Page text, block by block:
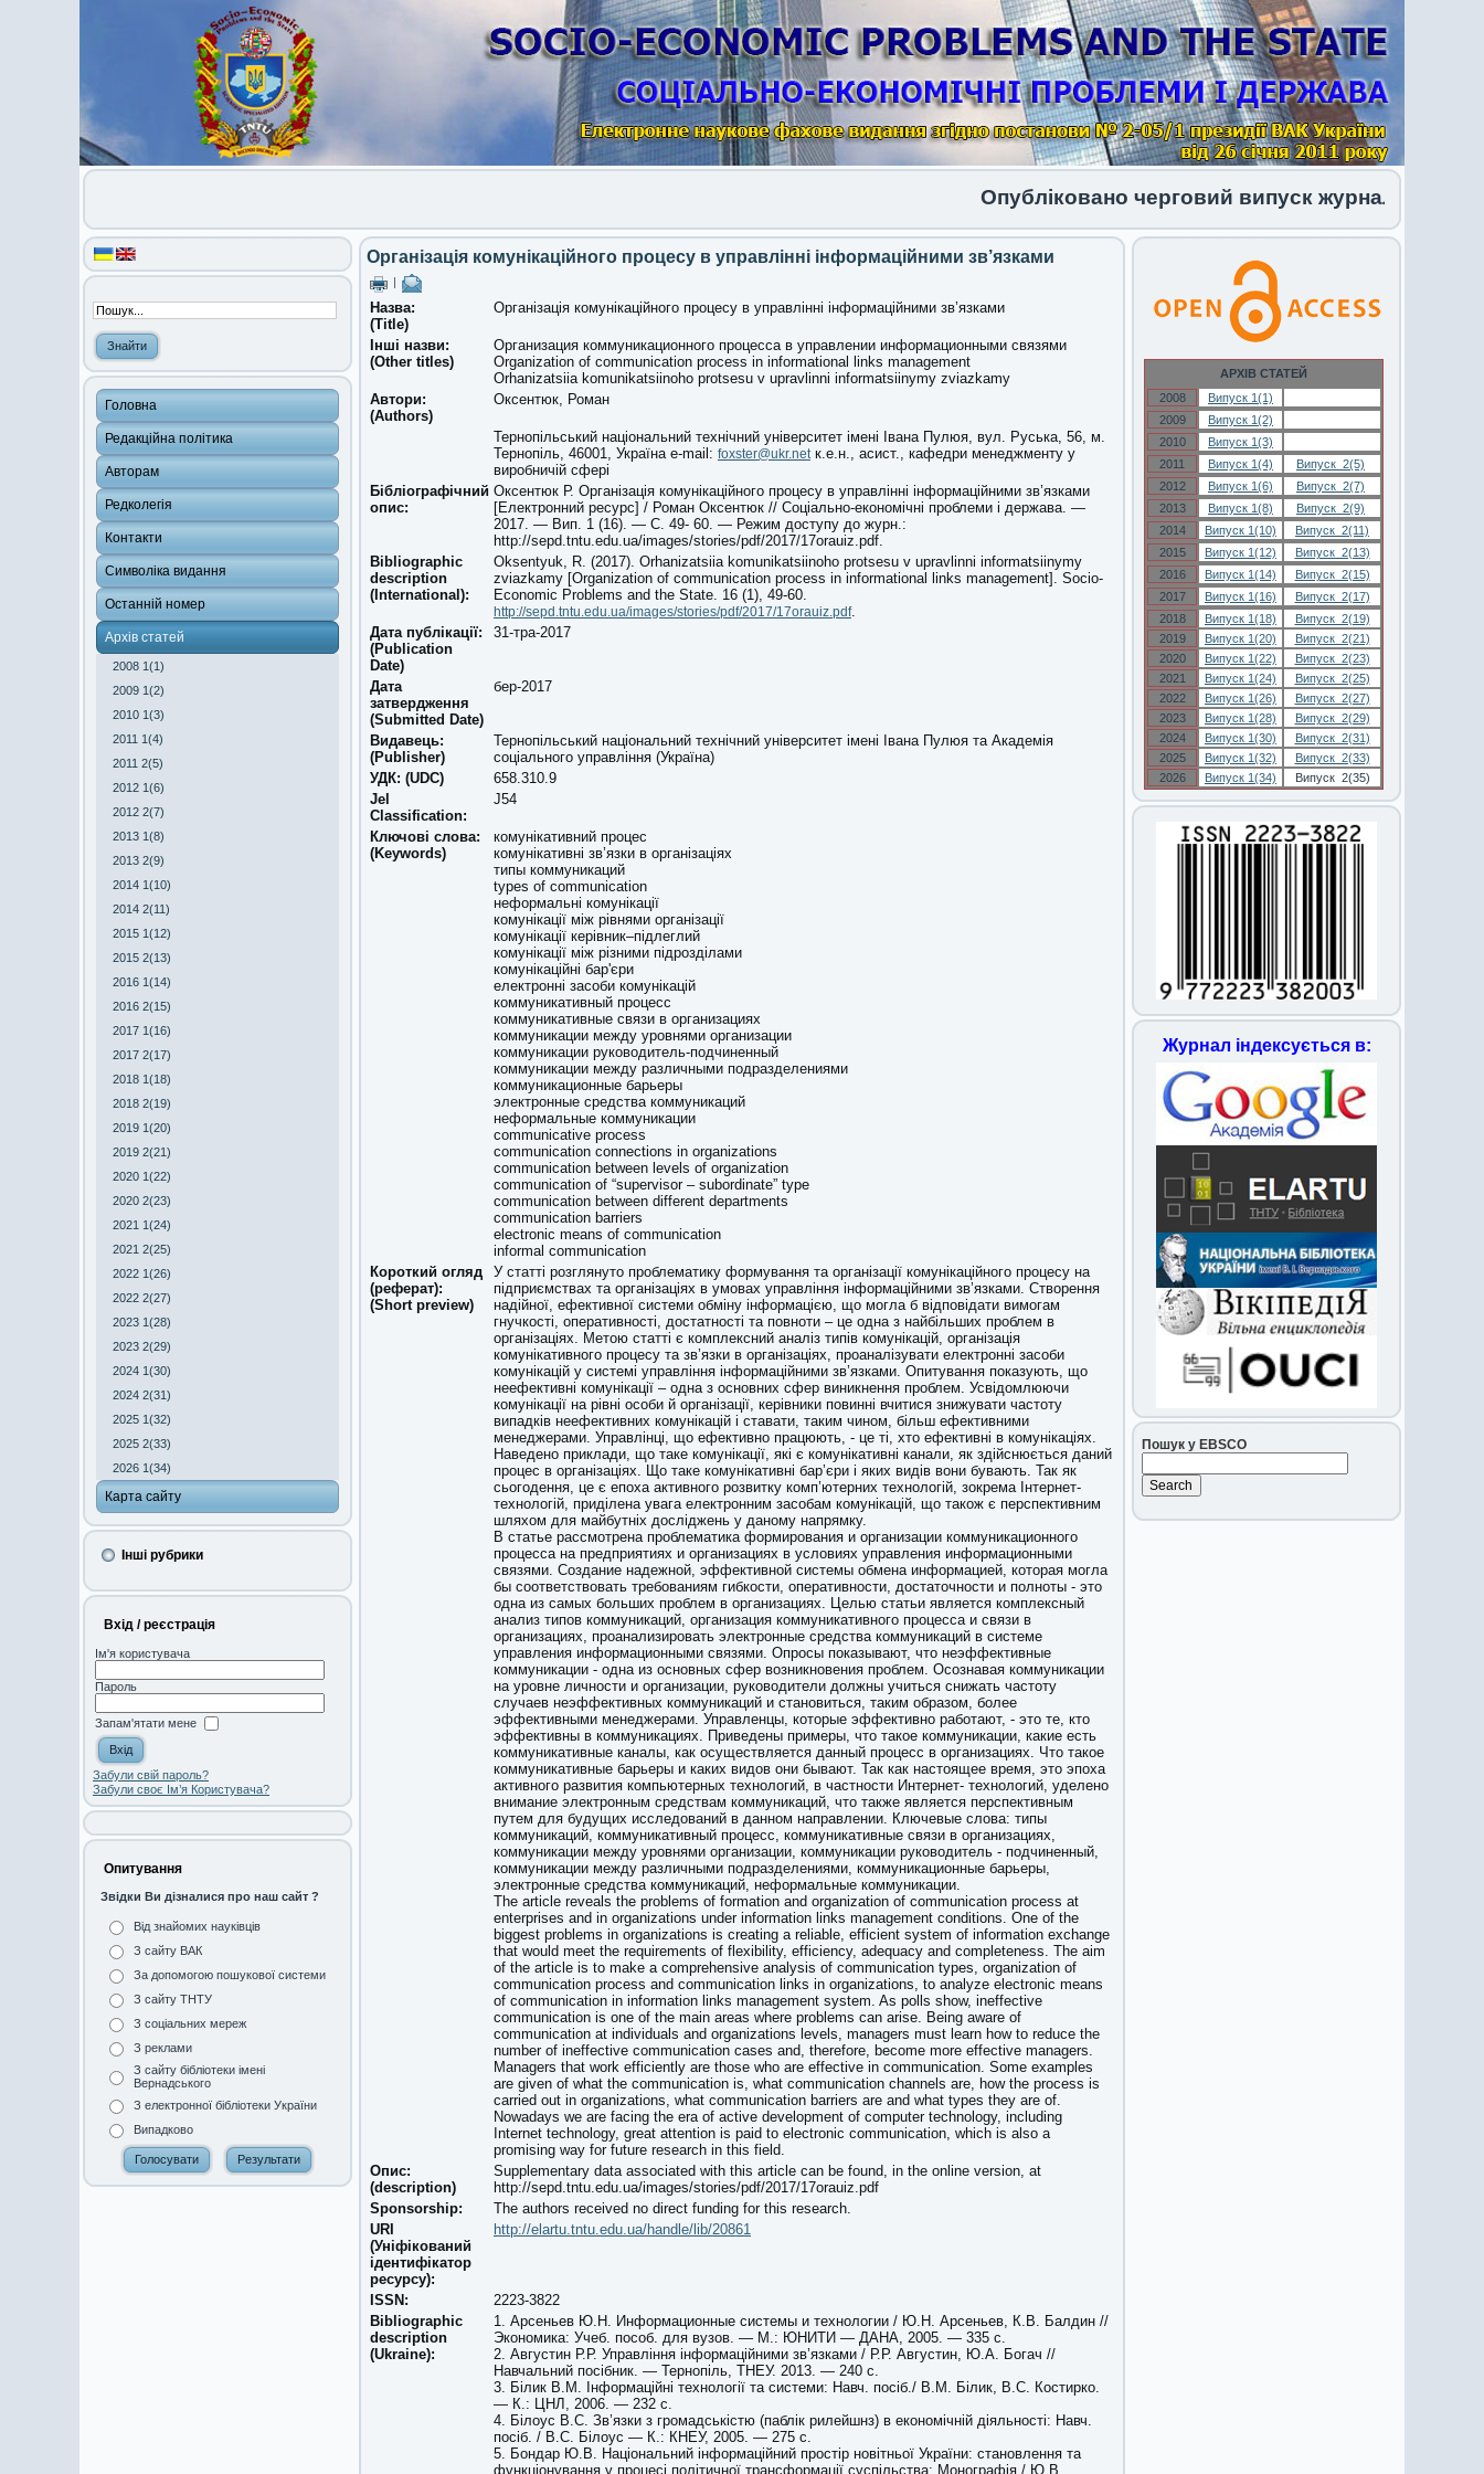
Опубліковано черговий випуск журналу 1 (34) 2026
Головна
Редакційна політика
Авторам
Редколегія
Контакти
Символіка видання
Останній номер
Архів статей
2008 1(1)
2009 1(2)
2010 1(3)
2011 1(4)
2011 2(5)
2012 1(6)
2012 2(7)
2013 1(8)
2013 2(9)
2014 1(10)
2014 2(11)
2015 1(12)
2015 2(13)
2016 1(14)
2016 2(15)
2017 1(16)
2017 2(17)
2018 1(18)
2018 2(19)
2019 1(20)
2019 2(21)
2020 1(22)
2020 2(23)
2021 1(24)
2021 2(25)
2022 1(26)
2022 2(27)
2023 1(28)
2023 2(29)
2024 1(30)
2024 2(31)
2025 1(32)
2025 2(33)
2026 1(34)
Карта сайту
Інші рубрики
Вхід / реєстрація
Ім'я користувача
Пароль
Запам'ятати мене
Забули свій пароль?
Забули своє Ім’я Користувача?
Опитування
Звідки Ви дізналися про наш сайт ?
Від знайомих науківців
З сайту ВАК
За допомогою пошукової системи
З сайту ТНТУ
З соціальних мереж
З реклами
З сайту бібліотеки імені
Вернадського
З електронної бібліотеки України
Випадково
Організація комунікаційного процесу в управлінні інформаційними зв’язками
Назва:
(Title)
Організація комунікаційного процесу в управлінні інформаційними зв’язками
Інші назви:
(Other titles)
Организация коммуникационного процесса в управлении информационными связями
Organization of communication process in informational links management
Orhanizatsiia komunikatsiinoho protsesu v upravlinni informatsiinymy zviazkamy
Автори:
(Authors)
Оксентюк, Роман
Тернопільський національний технічний університет імені Івана Пулюя, вул. Руська, 56, м.
Тернопіль, 46001, Україна e-mail: foxster@ukr.netк.е.н., асист., кафедри менеджменту у
виробничій сфері
Бібліографічний
опис:
Оксентюк Р. Організація комунікаційного процесу в управлінні інформаційними зв’язками
[Електронний ресурс] / Роман Оксентюк // Соціально-економічні проблеми і держава. —
2017. — Вип. 1 (16). — С. 49- 60. — Режим доступу до журн.:
http://sepd.tntu.edu.ua/images/stories/pdf/2017/17orauiz.pdf.
Bibliographic
description
(International):
Oksentyuk, R. (2017). Orhanizatsiia komunikatsiinoho protsesu v upravlinni informatsiinymy
zviazkamy [Organization of communication process in informational links management]. Socio-
Economic Problems and the State. 16 (1), 49-60.
http://sepd.tntu.edu.ua/images/stories/pdf/2017/17orauiz.pdf.
Дата публікації:
(Publication
Date)
31-тра-2017
Дата
затвердження
(Submitted Date)
бер-2017
Видавець:
(Publisher)
Тернопільський національний технічний університет імені Івана Пулюя та Академія
соціального управління (Україна)
УДК: (UDC)
658.310.9
Jel
Classіfіcatіon:
J54
Ключові слова:
(Keywords)
комунікативний процес
комунікативні зв’язки в організаціях
типы коммуникаций
types of communication
неформальні комунікації
комунікації між рівнями організації
комунікації керівник–підлеглий
комунікації між різними підрозділами
комунікаційні бар'єри
електронні засоби комунікацій
коммуникативный процесс
коммуникативные связи в организациях
коммуникации между уровнями организации
коммуникации руководитель-подчиненный
коммуникации между различными подразделениями
коммуникационные барьеры
электронные средства коммуникаций
неформальные коммуникации
communicative process
communication connections in organizations
communication between levels of organization
communication of “supervisor – subordinate” type
communication between different departments
communication barriers
electronic means of communication
informal communication
Короткий огляд
(реферат):
(Short preview)
У статті розглянуто проблематику формування та організації комунікаційного процесу на
підприємствах та організаціях в умовах управління інформаційними зв’язками. Створення
надійної, ефективної системи обміну інформацією, що могла б відповідати вимогам
гнучкості, оперативності, достатності та повноти – це одна з найбільших проблем в
організаціях. Метою статті є комплексний аналіз типів комунікацій, організація
комунікативного процесу та зв’язки в організаціях, проаналізувати електронні засоби
комунікацій у системі управління інформаційними зв’язками. Опитування показують, що
неефективні комунікації – одна з основних сфер виникнення проблем. Усвідомлюючи
комунікації на рівні особи й організації, керівники повинні вчитися знижувати частоту
випадків неефективних комунікацій і ставати, таким чином, більш ефективними
менеджерами. Управлінці, що ефективно працюють, - це ті, хто ефективні в комунікаціях.
Наведено приклади, що таке комунікації, які є комунікативні канали, як здійснюється даний
процес в організаціях. Що таке комунікативні бар’єри і яких видів вони бувають. Так як
сьогодення, це є епоха активного розвитку комп’ютерних технологій, зокрема Інтернет-
технологій, приділена увага електронним засобам комунікацій, що також є перспективним
шляхом для майбутніх досліджень у даному напрямку.
В статье рассмотрена проблематика формирования и организации коммуникационного
процесса на предприятиях и организациях в условиях управления информационными
связями. Создание надежной, эффективной системы обмена информацией, которая могла
бы соответствовать требованиям гибкости, оперативности, достаточности и полноты - это
одна из самых больших проблем в организациях. Целью статьи является комплексный
анализ типов коммуникаций, организация коммуникативного процесса и связи в
организациях, проанализировать электронные средства коммуникаций в системе
управления информационными связями. Опросы показывают, что неэффективные
коммуникации - одна из основных сфер возникновения проблем. Осознавая коммуникации
на уровне личности и организации, руководители должны учиться снижать частоту
случаев неэффективных коммуникаций и становиться, таким образом, более
эффективными менеджерами. Управленцы, которые эффективно работают, - это те, кто
эффективны в коммуникациях. Приведены примеры, что такое коммуникации, какие есть
коммуникативные каналы, как осуществляется данный процесс в организациях. Что такое
коммуникативные барьеры и каких видов они бывают. Так как настоящее время, это эпоха
активного развития компьютерных технологий, в частности Интернет- технологий, уделено
внимание электронным средствам коммуникаций, что также является перспективным
путем для будущих исследований в данном направлении. Ключевые слова: типы
коммуникаций, коммуникативный процесс, коммуникативные связи в организациях,
коммуникации между уровнями организации, коммуникации руководитель - подчиненный,
коммуникации между различными подразделениями, коммуникационные барьеры,
электронные средства коммуникаций, неформальные коммуникации.
The article reveals the problems of formation and organization of communication process at
enterprises and in organizations under information links management conditions. One of the
biggest problems in organizations is creating a reliable, efficient system of information exchange
that would meet the requirements of flexibility, efficiency, adequacy and completeness. The aim
of the article is to make a comprehensive analysis of communication types, organization of
communication process and communication links in organizations, to analyze electronic means
of communication in information links management system. As polls show, ineffective
communication is one of the main areas where problems can arise. Being aware of
communication at individuals and organizations levels, managers must learn how to reduce the
number of ineffective communication cases and, therefore, become more effective managers.
Managers that work efficiently are those who are effective in communication. Some examples
are given of what the communication is, what communication channels are, how the process is
carried out in organizations, what communication barriers are and what types they are of.
Nowadays we are facing the era of active development of computer technology, including
Internet technology, great attention is paid to electronic communication, which is also a
promising way for future research in this field.
Опис:
(description)
Supplementary data associated with this article can be found, in the online version, at
http://sepd.tntu.edu.ua/images/stories/pdf/2017/17orauiz.pdf
Sponsorship:
The authors received no direct funding for this research.
URI
(Уніфікований
ідентифікатор
ресурсу):
http://elartu.tntu.edu.ua/handle/lib/20861
ISSN:
2223-3822
Bibliographic
description
(Ukraine):
1. Арсеньев Ю.Н. Информационные системы и технологии / Ю.Н. Арсеньев, К.В. Балдин //
Экономика: Учеб. пособ. для вузов. — М.: ЮНИТИ — ДАНА, 2005. — 335 с.
2. Августин Р.Р. Управління інформаційними зв’язками / Р.Р. Августин, Ю.А. Богач //
Навчальний посібник. — Тернопіль, ТНЕУ. 2013. — 240 с.
3. Білик В.М. Інформаційні технології та системи: Навч. посіб./ В.М. Білик, В.С. Костирко.
— К.: ЦНЛ, 2006. — 232 с.
4. Білоус В.С. Зв’язки з громадськістю (паблік рилейшнз) в економічній діяльності: Навч.
посіб. / В.С. Білоус — К.: КНЕУ, 2005. — 275 с.
5. Бондар Ю.В. Національний інформаційний простір новітньої України: становлення та
функціонування у процесі політичної трансформації суспільства: Монографія./ Ю.В.
АРХІВ СТАТЕЙ
2008
Випуск 1(1)
2009
Випуск 1(2)
2010
Випуск 1(3)
2011
Випуск 1(4)
Випуск 2(5)
2012
Випуск 1(6)
Випуск 2(7)
2013
Випуск 1(8)
Випуск 2(9)
2014
Випуск 1(10)
Випуск 2(11)
2015
Випуск 1(12)
Випуск 2(13)
2016
Випуск 1(14)
Випуск 2(15)
2017
Випуск 1(16)
Випуск 2(17)
2018
Випуск 1(18)
Випуск 2(19)
2019
Випуск 1(20)
Випуск 2(21)
2020
Випуск 1(22)
Випуск 2(23)
2021
Випуск 1(24)
Випуск 2(25)
2022
Випуск 1(26)
Випуск 2(27)
2023
Випуск 1(28)
Випуск 2(29)
2024
Випуск 1(30)
Випуск 2(31)
2025
Випуск 1(32)
Випуск 2(33)
2026
Випуск 1(34) Випуск 2(35)
Журнал індексується в:
Пошук у EBSCO